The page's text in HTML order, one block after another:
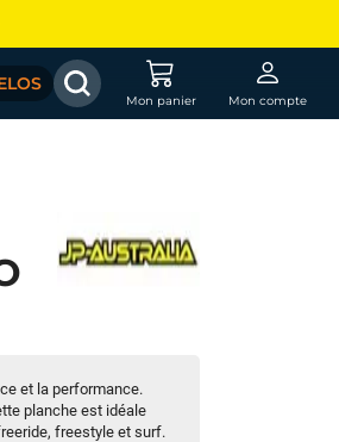
Mon panier Mon compte
et la performance.
planche est idéale
freestyle et surf.